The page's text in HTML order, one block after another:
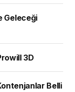
Geleceği
3D